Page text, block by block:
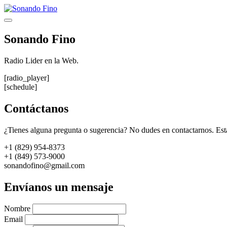
Saltar
al
Menú
Sonando Fino
Radio Lider en la Web.
[radio_player]
[schedule]
Contáctanos
¿Tienes alguna pregunta o sugerencia? No dudes en contactarnos.
+1 (829) 954-8373
+1 (849) 573-9000
sonandofino@gmail.com
Envíanos un mensaje
Nombre
Email